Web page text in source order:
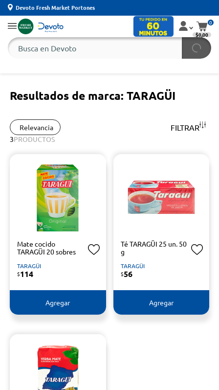
Devoto Fresh Market Portones
0
$0,00
Resultados de marca: TARAGÜI
Relevancia FILTRAR
3PRODUCTOS
Mate cocido
TARAGÜI 20 sobres
TARAGÜI
$114
Agregar
Té TARAGÜI 25 un. 50
g
TARAGÜI
$56
Agregar